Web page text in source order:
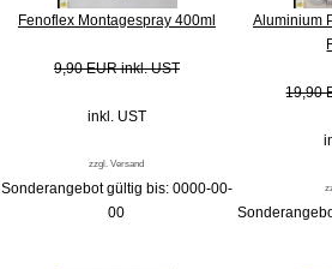
Fenoflex Montagespray 400ml
9,90 EUR inkl. UST
inkl. UST
zzgl. Versand
Sonderangebot gültig bis: 0000-00-
00
Aluminium
19,90